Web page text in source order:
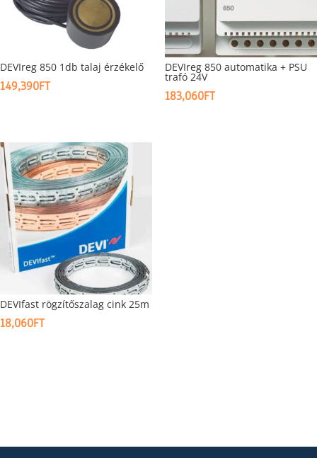
DEVIreg 850 1db talaj érzékelő
149,390FT
DEVIreg 850 automatika + PSU
trafó 24V
183,060FT
DEVIfast rögzítőszalag cink 25m
18,060FT